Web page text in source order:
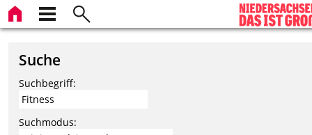
Suche
Suchbegriff:
Suchmodus: